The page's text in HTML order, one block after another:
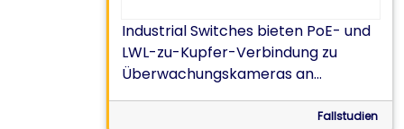
Industrial Switches bieten PoE- und
LWL-zu-Kupfer-Verbindung zu
Überwachungskameras an
unterschiedlichen Standorten.
Fallstudien